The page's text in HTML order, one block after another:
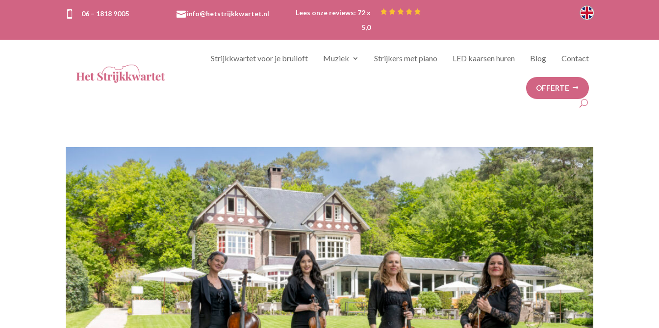
 06 – 1818 9005 info@hetstrijkkwartet.nl
Lees onze reviews: 72 x
5,0
Strijkkwartet voor je bruiloft Muziek Strijkers met piano LED kaarsen huren Blog Contact
OFFERTE